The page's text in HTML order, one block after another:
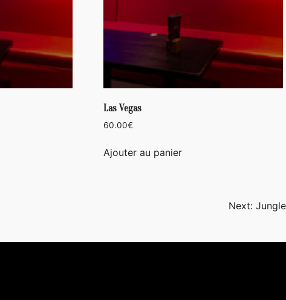
Las Vegas
60.00€
Ajouter au panier
Next: Jungle